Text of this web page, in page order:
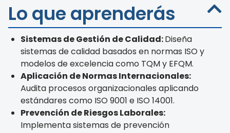
Lo que aprenderás
Sistemas de Gestión de Calidad:Diseña
sistemas de calidad basados en normas ISO y
modelos de excelencia como TQM y EFQM.
Aplicación de Normas Internacionales:
Audita procesos organizacionales aplicando
estándares como ISO 9001 e ISO 14001.
Prevención de Riesgos Laborales:
Implementa sistemas de prevención